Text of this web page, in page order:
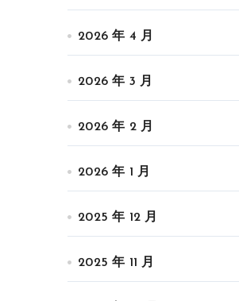
2026 年 4 月
2026 年 3 月
2026 年 2 月
2026 年 1 月
2025 年 12 月
2025 年 11 月